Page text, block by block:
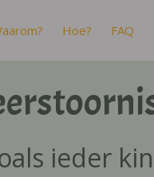
Hoe? FAQ
ieder